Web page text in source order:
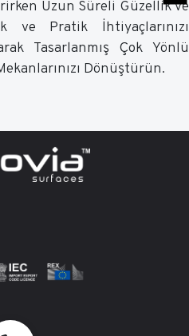
Uzun Süreli Güzellik ve
ve Pratik İhtiyaçlarınızı
Tasarlanmış Çok Yönlü
Dönüştürün.